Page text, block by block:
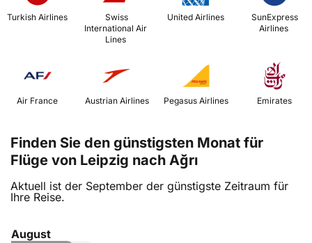
Turkish Airlines
International Air
Lines
United Airlines
Airlines
Air France Austrian Airlines Emirates
Finden Sie den günstigsten Monat für
Flüge von Leipzig nach Ağrı
Aktuell ist der September der günstigste Zeitraum für
Ihre Reise.
August